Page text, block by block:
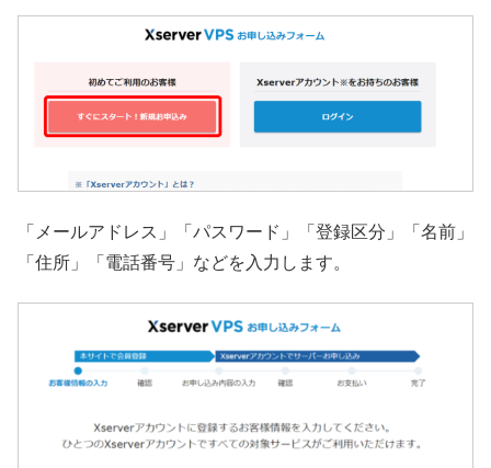
「メールアドレス」「パスワード」「登録区分」「名前」
「住所」「電話番号」などを入力します。